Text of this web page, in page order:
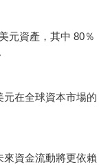
元資產，其中 80％
在全球資本市場的
資金流動將更依賴